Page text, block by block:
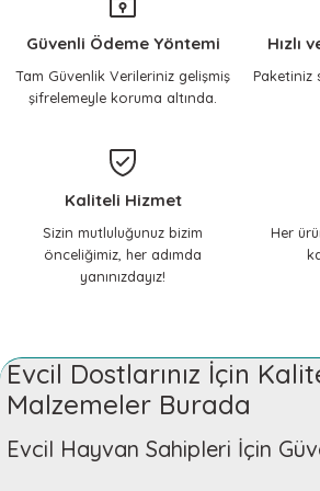
ilhami yılmaz | 17/04/2026
Çok memnunum, her
çocuklarıma güvenle alışveriş
Nilay Yılmaz | 14/02/2026
Teşekkürler
Teşekkürler
Sepete Ekle
Köpek Tasma İpi Colorado Turkuaz 120cm x 20mm
KERBL Pet
Köpek Tarama Fırçası Çift Taraflı Turkuaz
Güvenli Ödeme Yöntemi
Tam Güvenlik Verileriniz gelişmiş
şifrelemeyle koruma altında.
Hızlı
Paketiniz
Kaliteli Hizmet
Sizin mutluluğunuz bizim
önceliğimiz, her adımda
yanınızdayız!
Her
Evcil Dostlarınız İçin
Malzemeler Burada
Evcil Hayvan Sahipleri İçin